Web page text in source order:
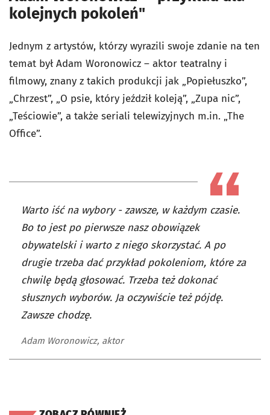
kolejnych pokoleń"
Jednym z artystów, którzy wyrazili swoje zdanie na ten
temat był Adam Woronowicz – aktor teatralny i
filmowy, znany z takich produkcji jak „Popiełuszko”,
„Chrzest”, „O psie, który jeździł koleją”, „Zupa nic”,
„Teściowie”, a także seriali telewizyjnych m.in. „The
Office”.
Warto iść na wybory - zawsze, w każdym czasie.
Bo to jest po pierwsze nasz obowiązek
obywatelski i warto z niego skorzystać. A po
drugie trzeba dać przykład pokoleniom, które za
chwilę będą głosować. Trzeba też dokonać
słusznych wyborów. Ja oczywiście też pójdę.
Zawsze chodzę.
Adam Woronowicz, aktor